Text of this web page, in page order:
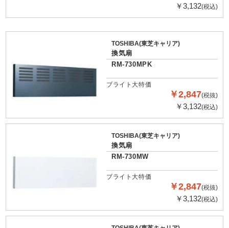
￥3,132(税込)
TOSHIBA(東芝キャリア)
換気扇
RM-730MPK
ブライト大特価
￥2,847(税抜)
￥3,132(税込)
TOSHIBA(東芝キャリア)
換気扇
RM-730MW
ブライト大特価
￥2,847(税抜)
￥3,132(税込)